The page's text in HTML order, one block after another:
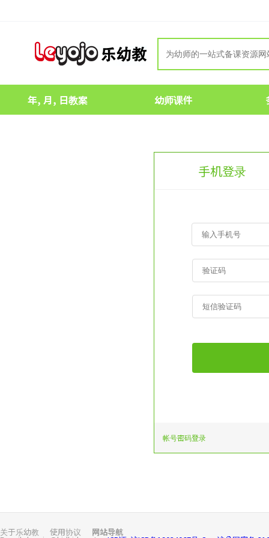
年, 月, 日教案 幼师课件
手机登录
帐号密码登录
关于乐幼教 使用协议 网站导航